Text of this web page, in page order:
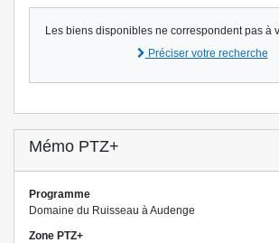
Les biens disponibles ne correspondent pas à
Préciser votre recherche
Mémo PTZ+
Programme
Domaine du Ruisseau à Audenge
Zone PTZ+